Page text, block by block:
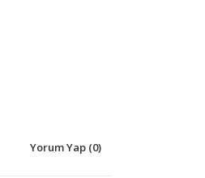
Yorum Yap (0)